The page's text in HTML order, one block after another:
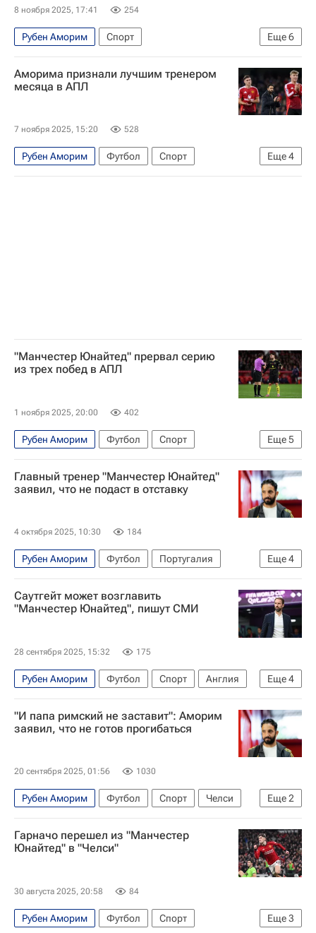
Манчестер Юнайтед Брентфорд
8 ноября 2025, 17:41 254
Еще6
Рубен Аморим
Спорт
АПЛ 2026-2027 (Чемпионат Англии по футболу)
Футбол
Маттейс де Лигт
Ришарлисон
Аморима признали лучшим тренером
месяца в АПЛ
7 ноября 2025, 15:20 528
Еще4
Рубен Аморим Футбол
Спорт
Манчестер Юнайтед
Сандерленд
"Манчестер Юнайтед" прервал серию
из трех побед в АПЛ
1 ноября 2025, 20:00 402
Еще5
Рубен Аморим Футбол
Спорт
Каземиро
Морган Гиббс-Уайт
Манчестер Юнайтед
Ноттингем Форест
Главный тренер "Манчестер Юнайтед"
заявил, что не подаст в отставку
4 октября 2025, 10:30 184
Еще4
Рубен Аморим Футбол
Португалия
Спортинг (Лиссабон)
Манчестер Юнайтед
АПЛ 2026-2027 (Чемпионат Англии по футболу)
Саутгейт может возглавить
"Манчестер Юнайтед", пишут СМИ
28 сентября 2025, 15:32 175
Еще4
Рубен Аморим Футбол Спорт
Англия
Гарет Саутгейт
АПЛ 2026-2027 (Чемпионат Англии по футболу)
"И папа римский не заставит": Аморим
заявил, что не готов прогибаться
20 сентября 2025, 01:56 1030
Еще2
Рубен Аморим Футбол Спорт
Челси
Манчестер Юнайтед
АПЛ 2026-2027 (Чемпионат Англии по футболу)
Гарначо перешел из "Манчестер
Юнайтед" в "Челси"
30 августа 2025, 20:58 84
Еще3
Рубен Аморим Футбол
Спорт